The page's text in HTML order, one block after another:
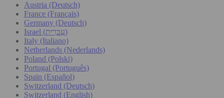
Austria (Deutsch)
France (Français)
Germany (Deutsch)
Israel (עִברִית)
Italy (Italiano)
Netherlands (Nederlands)
Poland (Polski)
Portugal (Português)
Spain (Español)
Switzerland (Deutsch)
Switzerland (English)